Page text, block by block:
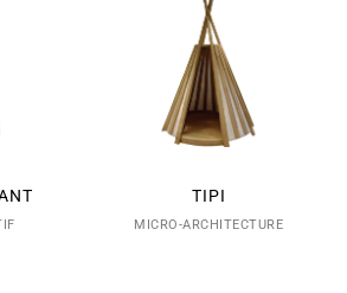
TIPI
MICRO-ARCHITECTURE